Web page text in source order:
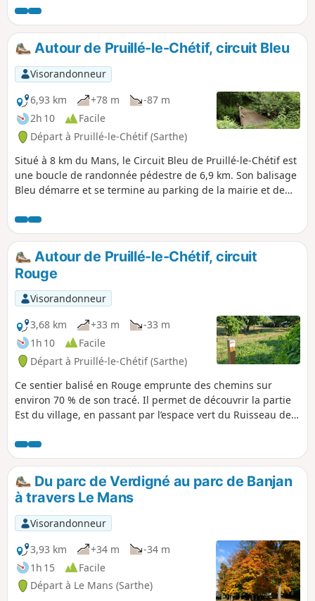
Ce parcours en boucle vous permettra
de découvrir le cœur de bourg (église
du XIIe siècle), le fameux Chemin
Botanique, complété par d’autres
portions de sentiers pédestres
remarquables présents sur la
commune : chemins creux, anciennes
marnières, haies protégées, arbres
têtard, etc.
Autour de Pruillé-le-Chétif, circuit Bleu
Visorandonneur
6,93 km
+78 m
-87 m
2h 10
Facile
Départ à Pruillé-le-Chétif (Sarthe)
Situé à 8 km du Mans, le Circuit Bleu de Pruillé-le-Chétif est
une boucle de randonnée pédestre de 6,9 km. Son balisage
Bleu démarre et se termine au parking de la mairie et de
terre sur environ 60 % de son tracé et offre une véritable
immersion dans le bocage sarthois. Entre petits bois,
chemins creux et le franchissement de l’Orne Champenoise
par un charmant petit pont, la randonnée dévoile toute la
richesse du paysage.
Autour de Pruillé-le-Chétif, circuit
Rouge
Visorandonneur
3,68 km
+33 m
-33 m
1h 10
Facile
Départ à Pruillé-le-Chétif (Sarthe)
Ce sentier balisé en Rouge emprunte des chemins sur
environ 70 % de son tracé. Il permet de découvrir la partie
Est du village, en passant par l’espace vert du Ruisseau de
points hauts du village (112 m), le lieu-dit Les Basses
Épines, ainsi que des portions de chemins boisés ou en
lisière de champs.
Du parc de Verdigné au parc de Banjan
à travers Le Mans
Visorandonneur
3,93 km
+34 m
-34 m
1h 15
Facile
Départ à Le Mans (Sarthe)